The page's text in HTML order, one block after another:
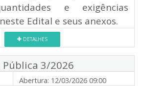
e exigências
Edital e seus anexos.
DETALHES
3/2026
Abertura: 12/03/2026 09:00